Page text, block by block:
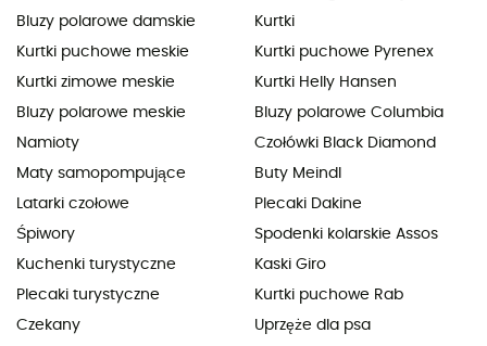
Bluzy polarowe damskie
Kurtki puchowe meskie
Kurtki zimowe meskie
Bluzy polarowe meskie
Namioty
Maty samopompujące
Latarki czołowe
Śpiwory
Kuchenki turystyczne
Plecaki turystyczne
Czekany
Kurtki
Kurtki puchowe Pyrenex
Kurtki Helly Hansen
Bluzy polarowe Columbia
Czołówki Black Diamond
Buty Meindl
Plecaki Dakine
Spodenki kolarskie Assos
Kaski Giro
Kurtki puchowe Rab
Uprzęże dla psa